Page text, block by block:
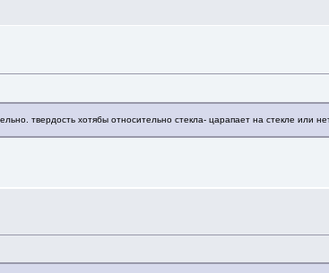
твердость хотябы относительно стекла- царапает на стекле или